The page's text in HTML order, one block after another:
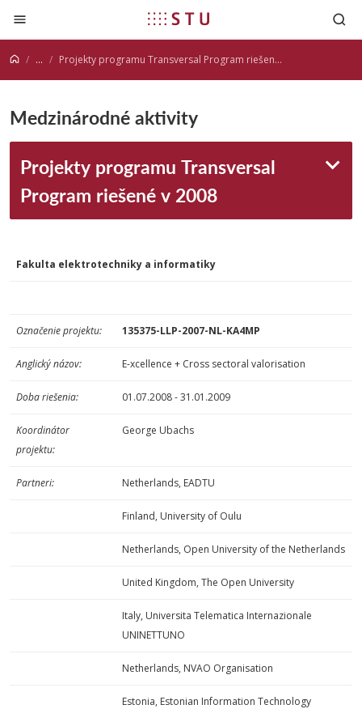
Prejsť na obsah
... Projekty programu Transversal Program riešené v 2008
Medzinárodné aktivity
Projekty programu Transversal
Program riešené v 2008
Fakulta elektrotechniky a informatiky
Označenieprojektu: 135375-LLP-2007-NL-KA4MP
Anglický názov: E-xcellence + Cross sectoral valorisation
Doba riešenia: 01.07.2008 - 31.01.2009
Koordinátor
projektu:
George Ubachs
Partneri: Netherlands, EADTU
Finland, University of Oulu
Netherlands, Open University of the Netherlands
United Kingdom, The Open University
Italy, Universita Telematica Internazionale
UNINETTUNO
Netherlands, NVAO Organisation
Estonia, Estonian Information Technology